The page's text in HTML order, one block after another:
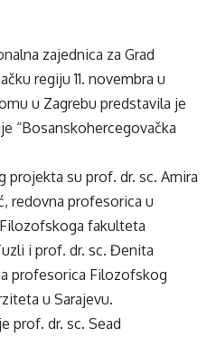
zajednica za Grad
regiju 11. novembra u
u Zagrebu predstavila je
“Bosanskohercegovačka
projekta su prof. dr. sc. Amira
redovna profesorica u
fakulteta
i prof. dr. sc. Đenita
profesorica Filozofskog
u Sarajevu.
prof. dr. sc. Sead